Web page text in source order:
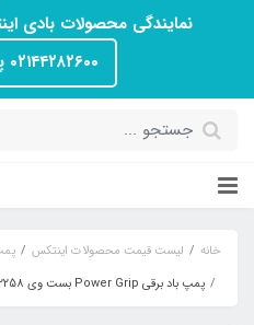
نمایندگی محصولات بادی
۰۲۱۴۴۲۸۲۶۰۰ پیگیری سفارش
خانه لیست قیمت محصولات اینتکس
پمپ باد برقی Power Grip بست وی bestway 62258